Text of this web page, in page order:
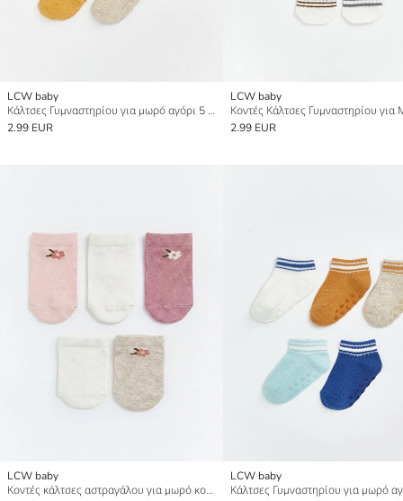
LCW baby
Κάλτσες Γυμναστηρίου για μωρό αγόρι 5 Pack
2.99 EUR
LCW baby
2.99 EUR
LCW baby
Κοντές κάλτσες αστραγάλου για μωρό κορίτσι 5 τεμάχια
LCW baby